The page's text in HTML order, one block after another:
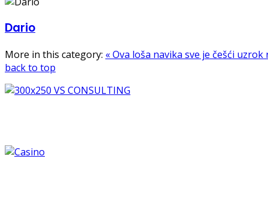
Dario
More in this category: « Ova loša navika sve je češći
back to top